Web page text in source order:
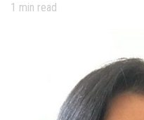
1 min read